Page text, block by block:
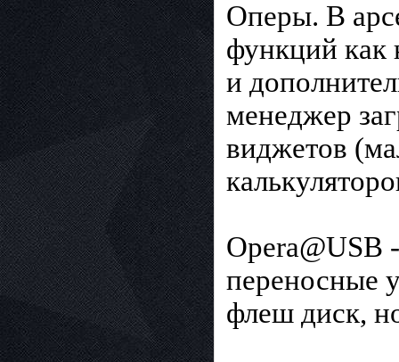
Оперы. В
функций как
и
менеджер
виджетов
Opera@USB
переносные
флеш диск,